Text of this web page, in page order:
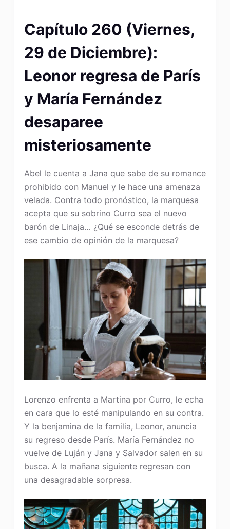
Capítulo 260 (Viernes,
29 de Diciembre):
Leonor regresa de París
y María Fernández
desaparee
misteriosamente
Abel le cuenta a Jana que sabe de su romance
prohibido con Manuel y le hace una amenaza
velada. Contra todo pronóstico, la marquesa
acepta que su sobrino Curro sea el nuevo
barón de Linaja… ¿Qué se esconde detrás de
ese cambio de opinión de la marquesa?
Lorenzo enfrenta a Martina por Curro, le echa
en cara que lo esté manipulando en su contra.
Y la benjamina de la familia, Leonor, anuncia
su regreso desde París. María Fernández no
vuelve de Luján y Jana y Salvador salen en su
busca. A la mañana siguiente regresan con
una desagradable sorpresa.